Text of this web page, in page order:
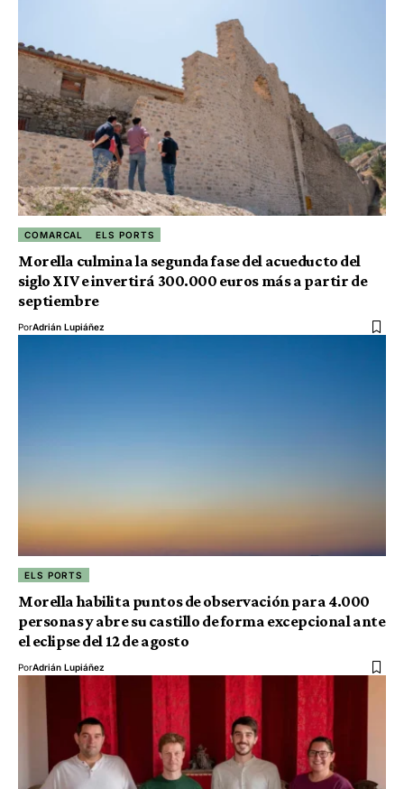
COMARCAL ELS PORTS
Morella culmina la segunda fase del acueducto del
siglo XIV e invertirá 300.000 euros más a partir de
septiembre
PorAdrián Lupiáñez
ELS PORTS
Morella habilita puntos de observación para 4.000
personas y abre su castillo de forma excepcional ante
el eclipse del 12 de agosto
PorAdrián Lupiáñez